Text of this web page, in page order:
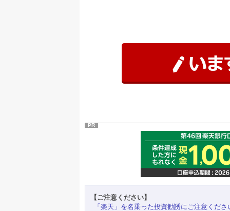
PR
【ご注意ください】
「楽天」を名乗った投資勧誘にご注意くださ